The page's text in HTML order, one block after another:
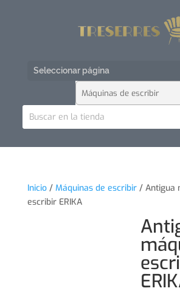
Seleccionar página
Inicio/ Máquinas de escribir/ Antigua
escribir ERIKA